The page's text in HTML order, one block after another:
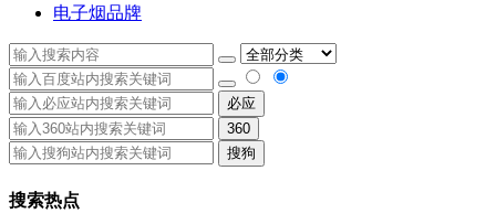
电子烟品牌
必应
360
搜狗
搜索热点